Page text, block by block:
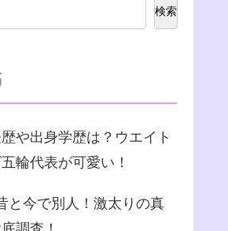
検索
や出身学歴は？ウエイト
輪代表が可愛い！
と今で別人！激太りの真